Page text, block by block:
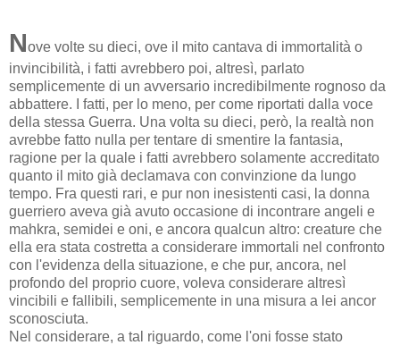
Nove volte su dieci, ove il mito cantava di immortalità o
invincibilità, i fatti avrebbero poi, altresì, parlato
semplicemente di un avversario incredibilmente rognoso da
abbattere. I fatti, per lo meno, per come riportati dalla voce
della stessa Guerra. Una volta su dieci, però, la realtà non
avrebbe fatto nulla per tentare di smentire la fantasia,
ragione per la quale i fatti avrebbero solamente accreditato
quanto il mito già declamava con convinzione da lungo
tempo. Fra questi rari, e pur non inesistenti casi, la donna
guerriero aveva già avuto occasione di incontrare angeli e
mahkra, semidei e oni, e ancora qualcun altro: creature che
ella era stata costretta a considerare immortali nel confronto
con l'evidenza della situazione, e che pur, ancora, nel
profondo del proprio cuore, voleva considerare altresì
vincibili e fallibili, semplicemente in una misura a lei ancor
sconosciuta.
Nel considerare, a tal riguardo, come l'oni fosse stato